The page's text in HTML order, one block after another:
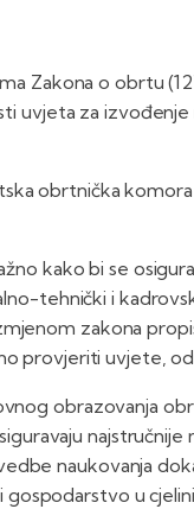
Zakona o obrtu
uvjeta za
obrtnička
kako bi se
tehnički i
zakona
provjeriti uvjete,
obrazovanja
naukovanja
u